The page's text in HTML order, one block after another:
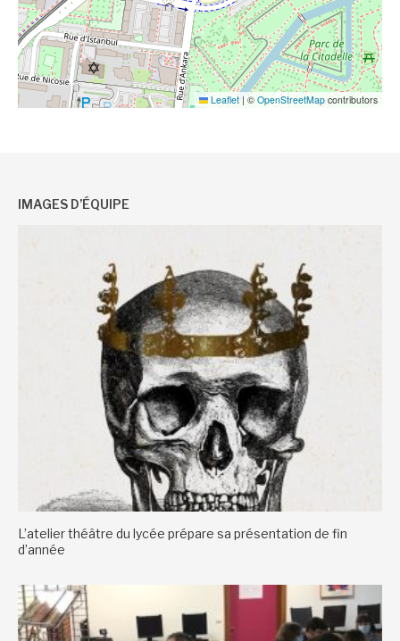
Leaflet | © OpenStreetMapcontributors
IMAGES D’ÉQUIPE
L’atelier théâtre du lycée prépare sa présentation de fin
d’année